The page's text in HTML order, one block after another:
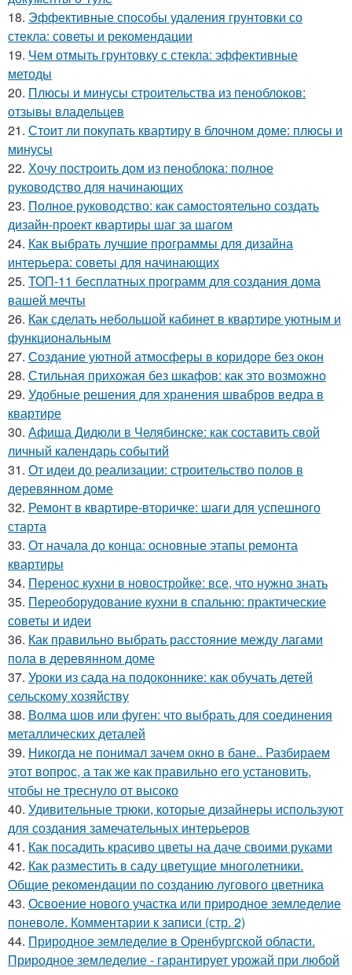
18. Эффективные способы удаления грунтовки со
стекла: советы и рекомендации
19. Чем отмыть грунтовку с стекла: эффективные
методы
20. Плюсы и минусы строительства из пеноблоков:
отзывы владельцев
21. Стоит ли покупать квартиру в блочном доме: плюсы и
минусы
22. Хочу построить дом из пеноблока: полное
руководство для начинающих
23. Полное руководство: как самостоятельно создать
дизайн-проект квартиры шаг за шагом
24. Как выбрать лучшие программы для дизайна
интерьера: советы для начинающих
25. ТОП-11 бесплатных программ для создания дома
вашей мечты
26. Как сделать небольшой кабинет в квартире уютным и
функциональным
27. Создание уютной атмосферы в коридоре без окон
28. Стильная прихожая без шкафов: как это возможно
29. Удобные решения для хранения швабров ведра в
квартире
30. Афиша Дидюли в Челябинске: как составить свой
личный календарь событий
31. От идеи до реализации: строительство полов в
деревянном доме
32. Ремонт в квартире-вторичке: шаги для успешного
старта
33. От начала до конца: основные этапы ремонта
квартиры
34. Перенос кухни в новостройке: все, что нужно знать
35. Переоборудование кухни в спальню: практические
советы и идеи
36. Как правильно выбрать расстояние между лагами
пола в деревянном доме
37. Уроки из сада на подоконнике: как обучать детей
сельскому хозяйству
38. Волма шов или фуген: что выбрать для соединения
металлических деталей
39. Никогда не понимал зачем окно в бане.. Разбираем
этот вопрос, а так же как правильно его установить,
чтобы не треснуло от высоко
40. Удивительные трюки, которые дизайнеры используют
для создания замечательных интерьеров
41. Как посадить красиво цветы на даче своими руками
42. Как разместить в саду цветущие многолетники.
Общие рекомендации по созданию лугового цветника
43. Освоение нового участка или природное земледелие
поневоле. Комментарии к записи (стр. 2)
44. Природное земледелие в Оренбургской области.
Природное земледелие - гарантирует урожай при любой